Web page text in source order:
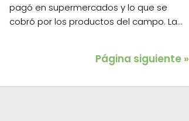
pagó en supermercados y lo que se
cobró por los productos del campo. La...
Página siguiente »